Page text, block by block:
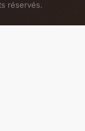
réservés.